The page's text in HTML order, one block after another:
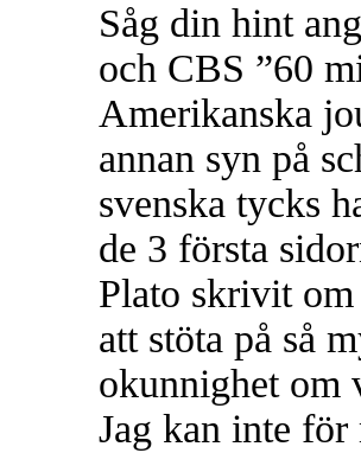
Såg din hint
och CBS ”60
Amerikanska
annan syn på
svenska tycks
de 3 första
Plato skrivit
att stöta på så
okunnighet om
Jag kan inte